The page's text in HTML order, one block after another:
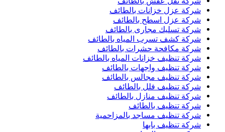
شركة عزل خزانات بالطائف
شركة عزل اسطح بالطائف
شركة تسليك مجارى بالطائف
شركة كشف تسرب المياه بالطائف
شركة مكافحة حشرات بالطائف
شركة تنظيف خزانات المياه بالطائف
شركة تنظيف واجهات بالطائف
شركة تنظيف مجالس بالطائف
شركة تنظيف فلل بالطائف
شركة تنظيف منازل بالطائف
شركة تنظيف بالطائف
شركة تنظيف مساجد بالمزاحمية
شركة تنظيف بابها